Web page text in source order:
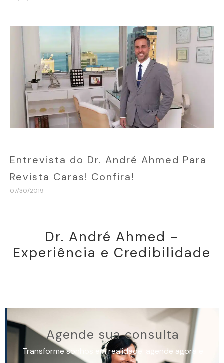
Entrevista do Dr. André Ahmed Para
Revista Caras! Confira!
07/30/2019
Dr. André Ahmed -
Experiência e Credibilidade
Agende sua consulta
Transforme sonhos em realidade: agende agora e